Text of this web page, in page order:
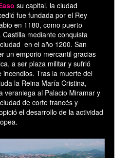
su capital, la ciudad
fue fundada por el Rey
en 1180, como puerto
mediante conquista
en el año 1200. San
un emporio mercantil gracias
a ser plaza militar y sufrió
incendios. Tras la muerte del
la Reina María Cristina,
veraniega al Palacio Miramar y
de corte francés y
el desarrollo de la actividad